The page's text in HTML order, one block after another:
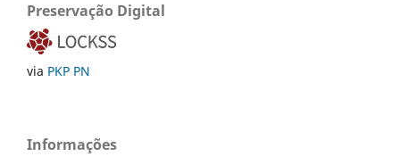
Preservação Digital
via PKP PN
Informações